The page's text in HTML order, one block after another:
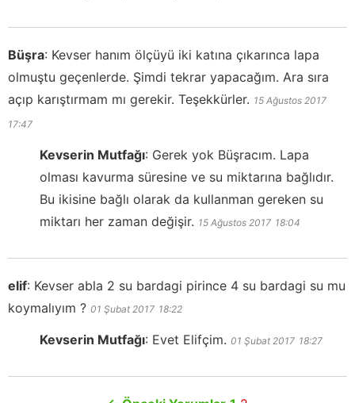
Büşra: Kevser hanım ölçüyü iki katına çıkarınca lapa
olmuştu geçenlerde. Şimdi tekrar yapacağım. Ara sıra
açıp karıştırmam mı gerekir. Teşekkürler. 15 Ağustos 2017
17:47
Kevserin Mutfağı: Gerek yok Büşracım. Lapa
olması kavurma süresine ve su miktarına bağlıdır.
Bu ikisine bağlı olarak da kullanman gereken su
miktarı her zaman değişir. 15 Ağustos 2017 18:04
elif: Kevser abla 2 su bardagi pirince 4 su bardagi su mu
koymalıyım ? 01 Şubat 2017 18:22
Kevserin Mutfağı: Evet Elifçim. 01 Şubat 2017 18:27